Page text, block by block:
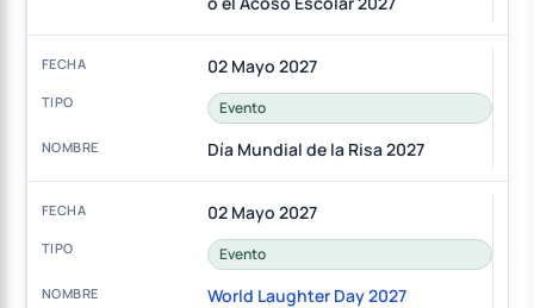
02 Mayo 2027
Evento
Día Mundial de la Risa 2027
02 Mayo 2027
Evento
World Laughter Day 2027